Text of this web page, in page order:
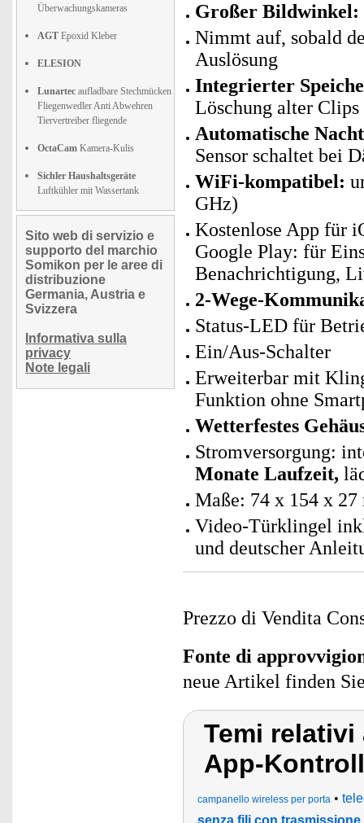
Überwachungskameras
AGT Epoxid Kleber
ELESION
Lunartec aufladbare Stechmücken
Fliegenwedler Anti Abwehren
Tiervertreiber fliegende
OctaCam Kamera-Kulis
Sichler Haushaltsgeräte
Luftkühler mit Wassertank
Sito web di servizio e
supporto del marchio
Somikon per le aree di
distribuzione
Germania, Austria e
Svizzera
Informativa sulla
privacy
Note legali
Großer Bildwinkel:
Nimmt auf, sobald
Auslösung
Integrierter
Löschung alter
Automatische
Sensor schaltet bei
WiFi-kompatibel:
GHz)
Kostenlose App für
Google Play: für
Benachrichtigung,
2-Wege-
Status-LED für
Ein/Aus-Schalter
Erweiterbar mit
Funktion ohne
Wetterfestes
Stromversorgung:
Monate Laufzeit,
Maße: 74 x 154 x
Video-Türklingel
und deutscher
Prezzo di Vendita
Fonte di
neue Artikel finden
Temi relativi
App-
campanello wireless per porta •
senza fili con trasmissione